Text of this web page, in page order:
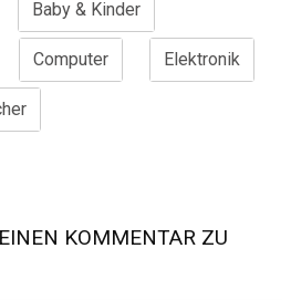
Baby & Kinder
Computer Elektronik
KOMMENTAR ZU